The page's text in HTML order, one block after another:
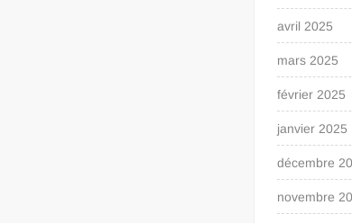
avril 2025
mars 2025
février 2025
janvier 2025
décembre
novembre